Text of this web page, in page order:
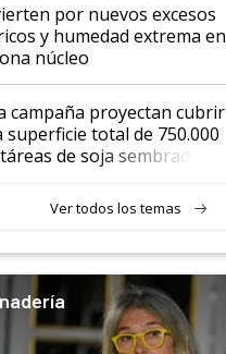
por nuevos excesos
y humedad extrema en
núcleo
campaña proyectan cubrir
superficie total de 750.000
de soja sembradas
que marcan un
tecnológico en genética y
Ver todos los temas